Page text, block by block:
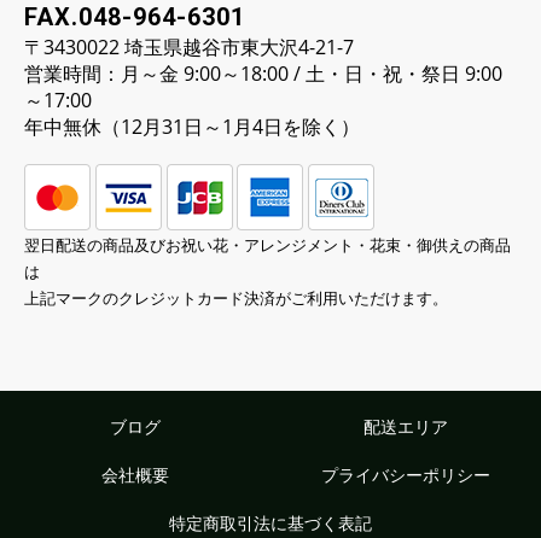
FAX.048-964-6301
〒3430022 埼玉県越谷市東大沢4-21-7
営業時間：月～金 9:00～18:00 / 土・日・祝・祭日 9:00
～17:00
年中無休（12月31日～1月4日を除く）
翌日配送の商品及びお祝い花・アレンジメント・花束・御供えの商品
は
上記マークのクレジットカード決済がご利用いただけます。
ブログ 配送エリア
会社概要 プライバシーポリシー
特定商取引法に基づく表記